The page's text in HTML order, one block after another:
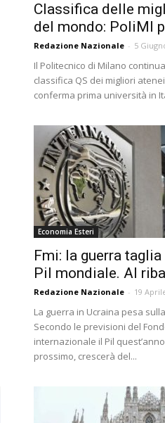
Classifica delle
del mondo: PoliMI
Redazione Nazionale - 5
Il Politecnico di Milano
classifica QS dei migliori
conferma prima università in
Economia Esteri
Fmi: la guerra
Pil mondiale. Al
Redazione Nazionale - 19
La guerra in Ucraina pesa
Secondo le previsioni del
internazionale il Pil
prossimo, crescerà del...